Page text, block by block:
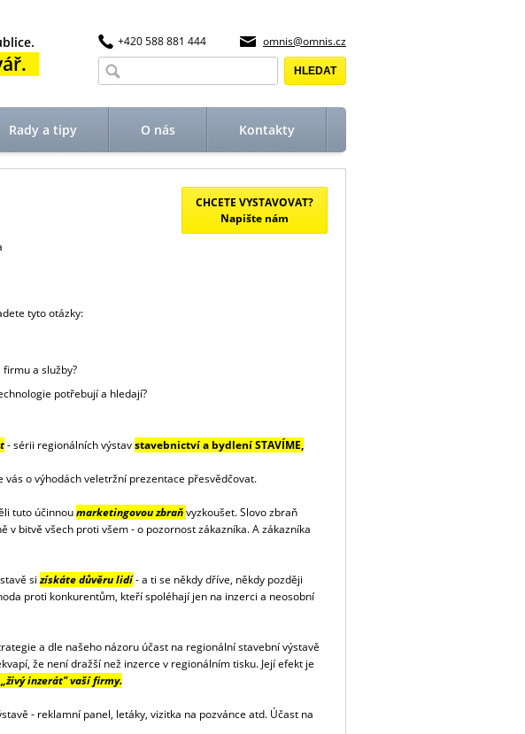
+420 588 881 444 omnis@omnis.cz
Rady a tipy O nás Kontakty
CHCETE VYSTAVOVAT?
Napište nám
tyto otázky:
a služby?
potřebují a hledají?
- sérii regionálních výstavstavebnictví a bydlení STAVÍME,
o výhodách veletržní prezentace přesvědčovat.
tuto účinnoumarketingovou zbraňvyzkoušet. Slovo zbraň
bitvě všech proti všem - o pozornost zákazníka. A zákazníka
sizískáte důvěru lidí- a ti se někdy dříve, někdy později
proti konkurentům, kteří spoléhají jen na inzerci a neosobní
a dle našeho názoru účast na regionální stavební výstavě
že není dražší než inzerce v regionálním tisku. Její efekt je
inzerát" vaší firmy.
- reklamní panel, letáky, vizitka na pozvánce atd. Účast na